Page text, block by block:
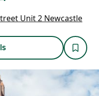
Unit 2 Newcastle